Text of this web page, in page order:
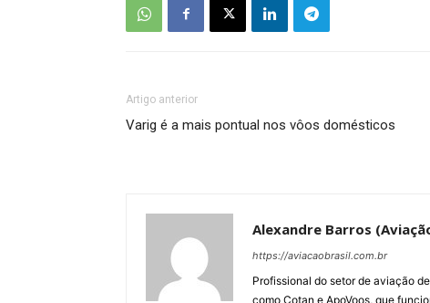
Artigo anterior
Varig é a mais pontual nos vôos domésticos
Alexandre Barros
https://aviacaobrasil.com.br
Profissional do setor de aviação
como Cotan e ApoVoos, que